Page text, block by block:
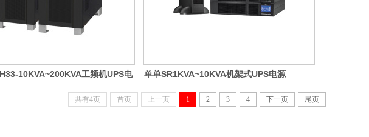
10KVA~200KVA工频机UPS电
单单SR1KVA~10KVA机架式UPS电源
共有4页 首页 上一页 1 2 3 4 下一页 尾页